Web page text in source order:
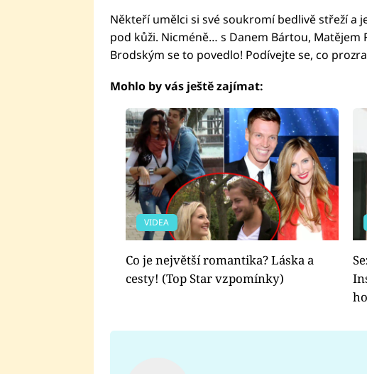
Někteří umělci si své soukromí bedlivě střeží a
pod kůži. Nicméně… s Danem Bártou,
Brodským se to povedlo! Podívejte se, co
Mohlo by vás ještě zajímat:
VIDEA
Co je největší romantika? Láska a
cesty! (Top Star vzpomínky)